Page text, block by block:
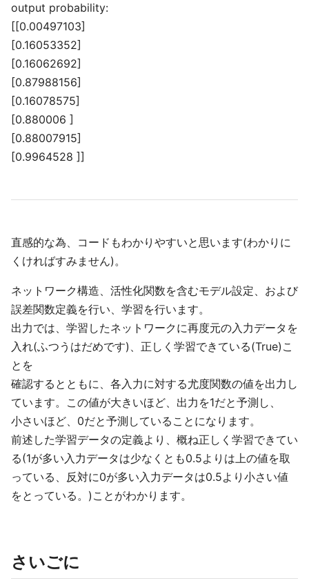
output probability:
[[0.00497103]
[0.16053352]
[0.16062692]
[0.87988156]
[0.16078575]
[0.880006 ]
[0.88007915]
[0.9964528 ]]
直感的な為、コードもわかりやすいと思います(わかりに
くければすみません)。
ネットワーク構造、活性化関数を含むモデル設定、および
誤差関数定義を行い、学習を行います。
出力では、学習したネットワークに再度元の入力データを
入れ(ふつうはだめです)、正しく学習できている(True)こ
とを
確認するとともに、各入力に対する尤度関数の値を出力し
ています。この値が大きいほど、出力を1だと予測し、
小さいほど、0だと予測していることになります。
前述した学習データの定義より、概ね正しく学習できてい
る(1が多い入力データは少なくとも0.5よりは上の値を取
っている、反対に0が多い入力データは0.5より小さい値
をとっている。)ことがわかります。
さいごに